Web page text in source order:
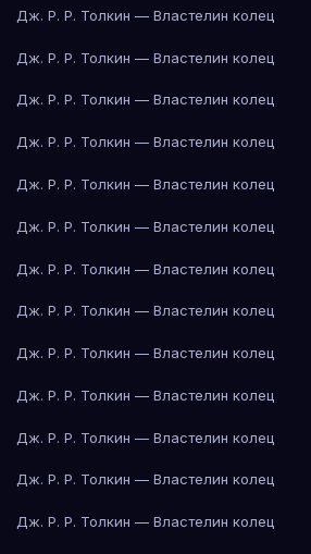
Дж. Р. Р. Толкин — Властелин колец
Дж. Р. Р. Толкин — Властелин колец
Дж. Р. Р. Толкин — Властелин колец
Дж. Р. Р. Толкин — Властелин колец
Дж. Р. Р. Толкин — Властелин колец
Дж. Р. Р. Толкин — Властелин колец
Дж. Р. Р. Толкин — Властелин колец
Дж. Р. Р. Толкин — Властелин колец
Дж. Р. Р. Толкин — Властелин колец
Дж. Р. Р. Толкин — Властелин колец
Дж. Р. Р. Толкин — Властелин колец
Дж. Р. Р. Толкин — Властелин колец
Дж. Р. Р. Толкин — Властелин колец